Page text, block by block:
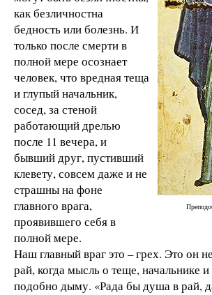
как безличностна
бедность или болезнь. И
только после смерти в
полной мере осознает
человек, что вредная теща
и глупый начальник,
сосед, за стеной
работающий дрелью
после 11 вечера, и
бывший друг, пустивший
клевету, совсем даже и не
страшны на фоне
главного врага,
проявившего себя в
полной мере.
Наш главный враг это – грех. Это он
рай, когда мысль о теще, начальнике и
подобно дыму. «Рада бы душа в рай,